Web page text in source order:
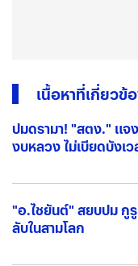
เนื้อหาที่เกี่ยวข้
ปมดรามา! "สตง." แจ
งบหลวง ไม่เบียดบังเว
"อ.ไชยันต์" สยบปม กู
ลับในสามโลก